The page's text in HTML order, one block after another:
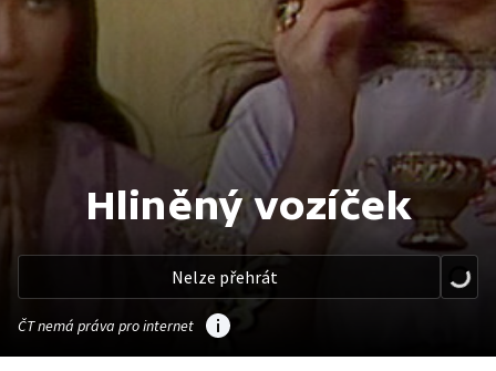
Hliněný vozíček
Nelze přehrát
ČT nemá práva pro internet